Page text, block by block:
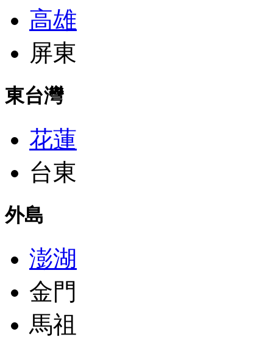
高雄
屏東
東台灣
花蓮
台東
外島
澎湖
金門
馬祖